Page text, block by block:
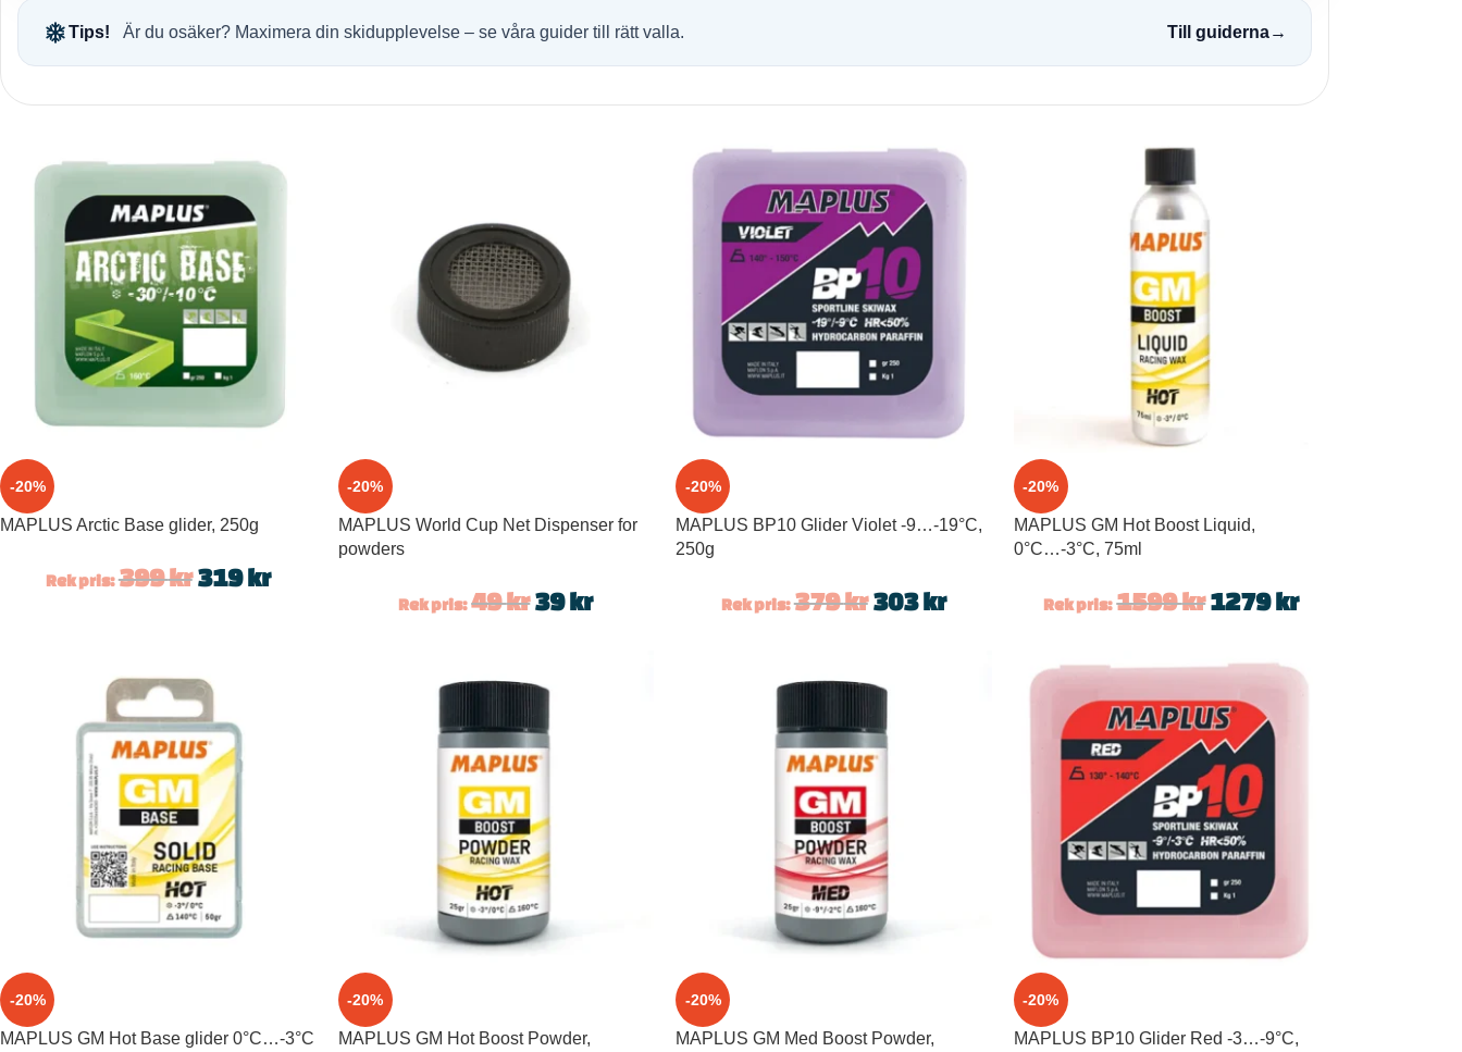
Tips! Är du osäker? Maximera din skidupplevelse – se våra guider till rätt valla. Till guiderna→
-20%
MAPLUS Arсtic Base glider, 250g
Rek pris: 399kr 319kr
-20%
MAPLUS World Cup Net Dispenser for
powders
Rek pris: 49kr39kr
-20%
MAPLUS BP10 Glider Violet -9…-19°C,
250g
Rek pris: 379kr 303kr
-20%
MAPLUS GM Hot Boost Liquid,
0°C…-3°C, 75ml
Rek pris: 1599kr1279kr
-20%
MAPLUS GM Hot Base glider 0°C…-3°C
-20%
MAPLUS GM Hot Boost Powder,
-20%
MAPLUS GM Med Boost Powder,
-20%
MAPLUS BP10 Glider Red -3…-9°C,